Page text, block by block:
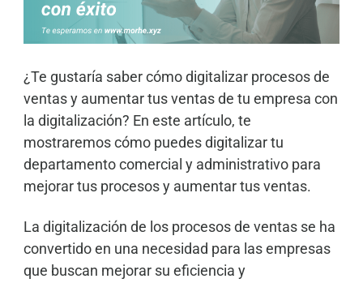
¿Te gustaría saber cómo digitalizar procesos de
ventas y aumentar tus ventas de tu empresa con
la digitalización? En este artículo, te
mostraremos cómo puedes digitalizar tu
departamento comercial y administrativo para
mejorar tus procesos y aumentar tus ventas.
La digitalización de los procesos de ventas se ha
convertido en una necesidad para las empresas
que buscan mejorar su eficiencia y